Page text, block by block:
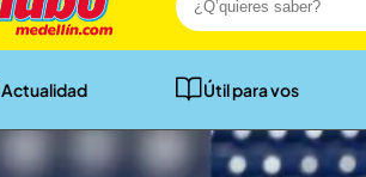
Actualidad Útil para vos